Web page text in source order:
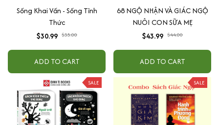
Sống Khai Vấn - Sống Tỉnh
Thức
$30.99 $35.00
ADD TO CART
68 NGỘ NHẬN VÀ GIÁC NGỘ
NUÔI CON SỮA MẸ
$43.99 $44.00
ADD TO CART
SALE SALE